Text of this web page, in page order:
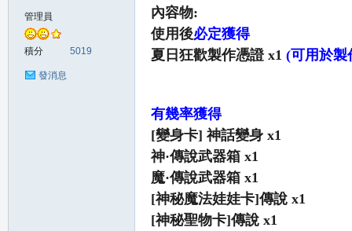
管理員
積分 5019
發消息
內容物:
使用後必定獲得
夏日狂歡製作憑證 x1 (可用於製
有幾率獲得
[變身卡] 神話變身 x1
神·傳說武器箱 x1
魔·傳說武器箱 x1
[神秘魔法娃娃卡]傳說 x1
[神秘聖物卡]傳說 x1